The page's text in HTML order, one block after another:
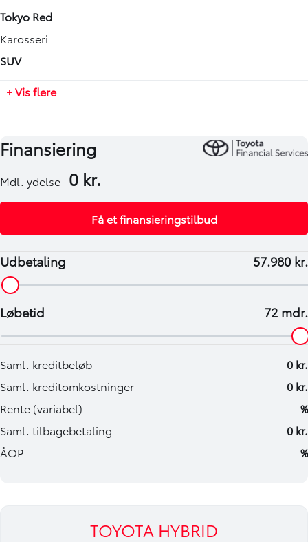
Tokyo Red
Karosseri
SUV
Automatisk
4460 mm
Tilkoblingsvægt med bremser
750 kg
750 kg
+ Vis flere
TOYOTA HYBRID